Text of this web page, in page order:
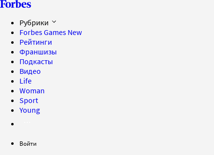
Рубрики
Forbes Games New
Рейтинги
Франшизы
Подкасты
Видео
Life
Woman
Sport
Young
Войти